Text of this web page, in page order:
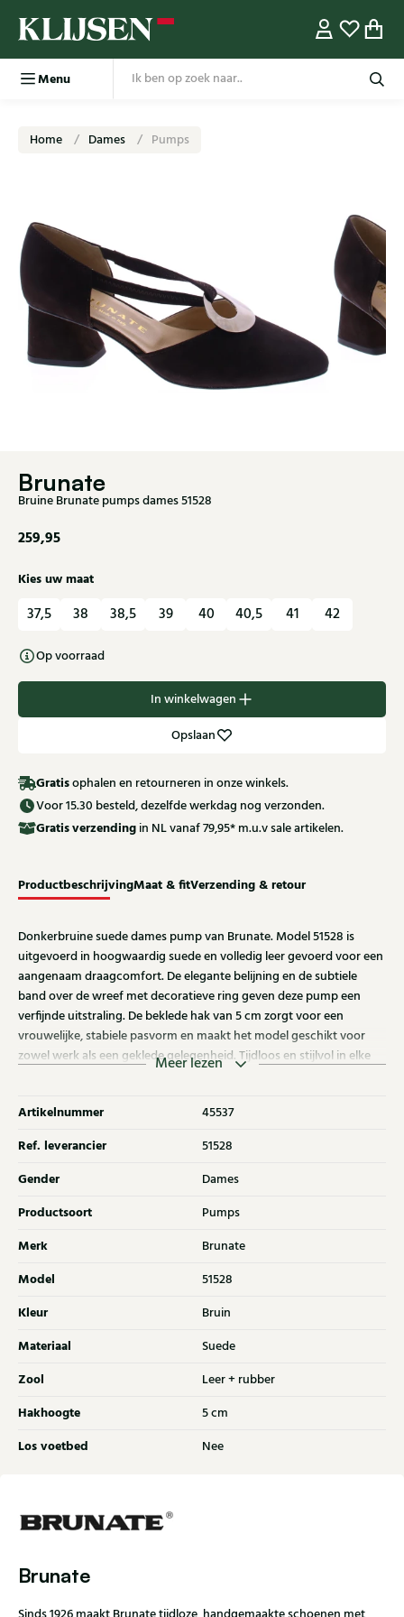
Menu
Home Dames Pumps
Brunate
Bruine Brunate pumps dames 51528
259,95
Kies uw maat
37,5 38 38,5 39 40 40,5 41 42
Op voorraad
In winkelwagen
Opslaan
Gratisophalen en retourneren in onze winkels.
Voor 15.30 besteld, dezelfde werkdag nog verzonden.
Gratisverzending in NL vanaf 79,95* m.u.v sale artikelen.
ProductbeschrijvingMaat & fitVerzending & retour
Donkerbruine suede dames pump van Brunate. Model 51528 is
uitgevoerd in hoogwaardig suede en volledig leer gevoerd voor een
aangenaam draagcomfort. De elegante belijning en de subtiele
band over de wreef met decoratieve ring geven deze pump een
verfijnde uitstraling. De beklede hak van 5 cm zorgt voor een
vrouwelijke, stabiele pasvorm en maakt het model geschikt voor
zowel werk als een geklede gelegenheid. Tijdloos en stijlvol in elke
Meer lezen
Artikelnummer 45537
Ref. leverancier 51528
Gender Dames
Productsoort Pumps
Merk Brunate
Model 51528
Kleur Bruin
Materiaal Suede
Zool Leer + rubber
Hakhoogte 5 cm
Los voetbed Nee
Brunate